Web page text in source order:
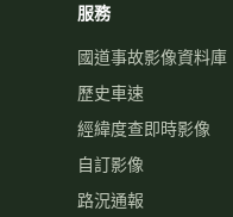
服務
國道事故影像資料庫
歷史車速
經緯度查即時影像
自訂影像
路況通報